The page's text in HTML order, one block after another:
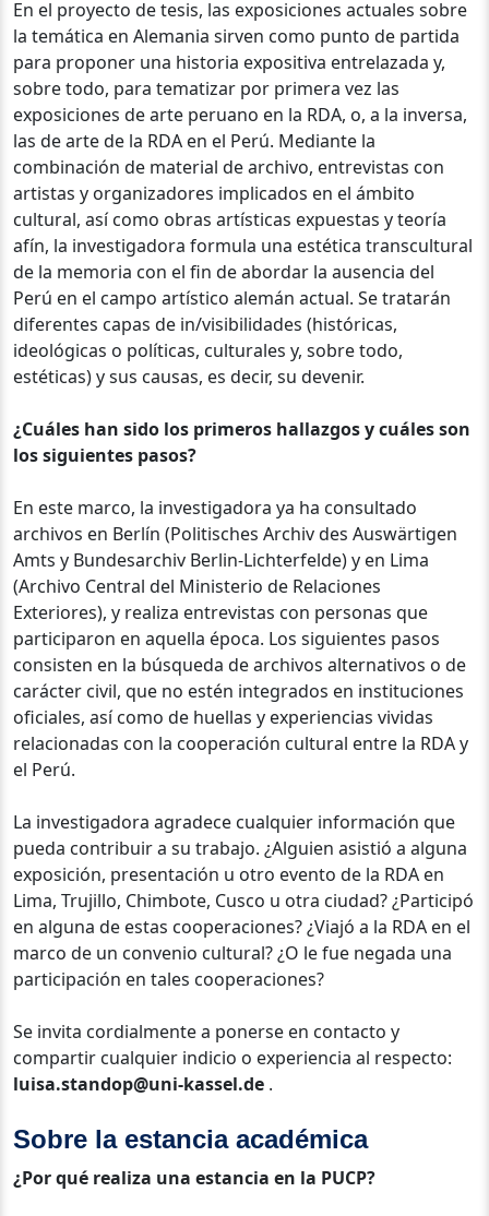
En el proyecto de tesis, las exposiciones actuales sobre
la temática en Alemania sirven como punto de partida
para proponer una historia expositiva entrelazada y,
sobre todo, para tematizar por primera vez las
exposiciones de arte peruano en la RDA, o, a la inversa,
las de arte de la RDA en el Perú. Mediante la
combinación de material de archivo, entrevistas con
artistas y organizadores implicados en el ámbito
cultural, así como obras artísticas expuestas y teoría
afín, la investigadora formula una estética transcultural
de la memoria con el fin de abordar la ausencia del
Perú en el campo artístico alemán actual. Se tratarán
diferentes capas de in/visibilidades (históricas,
ideológicas o políticas, culturales y, sobre todo,
estéticas) y sus causas, es decir, su devenir.
¿Cuáles han sido los primeros hallazgos y cuáles son
los siguientes pasos?
En este marco, la investigadora ya ha consultado
archivos en Berlín (Politisches Archiv des Auswärtigen
Amts y Bundesarchiv Berlin-Lichterfelde) y en Lima
(Archivo Central del Ministerio de Relaciones
Exteriores), y realiza entrevistas con personas que
participaron en aquella época. Los siguientes pasos
consisten en la búsqueda de archivos alternativos o de
carácter civil, que no estén integrados en instituciones
oficiales, así como de huellas y experiencias vividas
relacionadas con la cooperación cultural entre la RDA y
el Perú.
La investigadora agradece cualquier información que
pueda contribuir a su trabajo. ¿Alguien asistió a alguna
exposición, presentación u otro evento de la RDA en
Lima, Trujillo, Chimbote, Cusco u otra ciudad? ¿Participó
en alguna de estas cooperaciones? ¿Viajó a la RDA en el
marco de un convenio cultural? ¿O le fue negada una
participación en tales cooperaciones?
Se invita cordialmente a ponerse en contacto y
compartir cualquier indicio o experiencia al respecto:
luisa.standop@uni-kassel.de .
Sobre la estancia académica
¿Por qué realiza una estancia en la PUCP?